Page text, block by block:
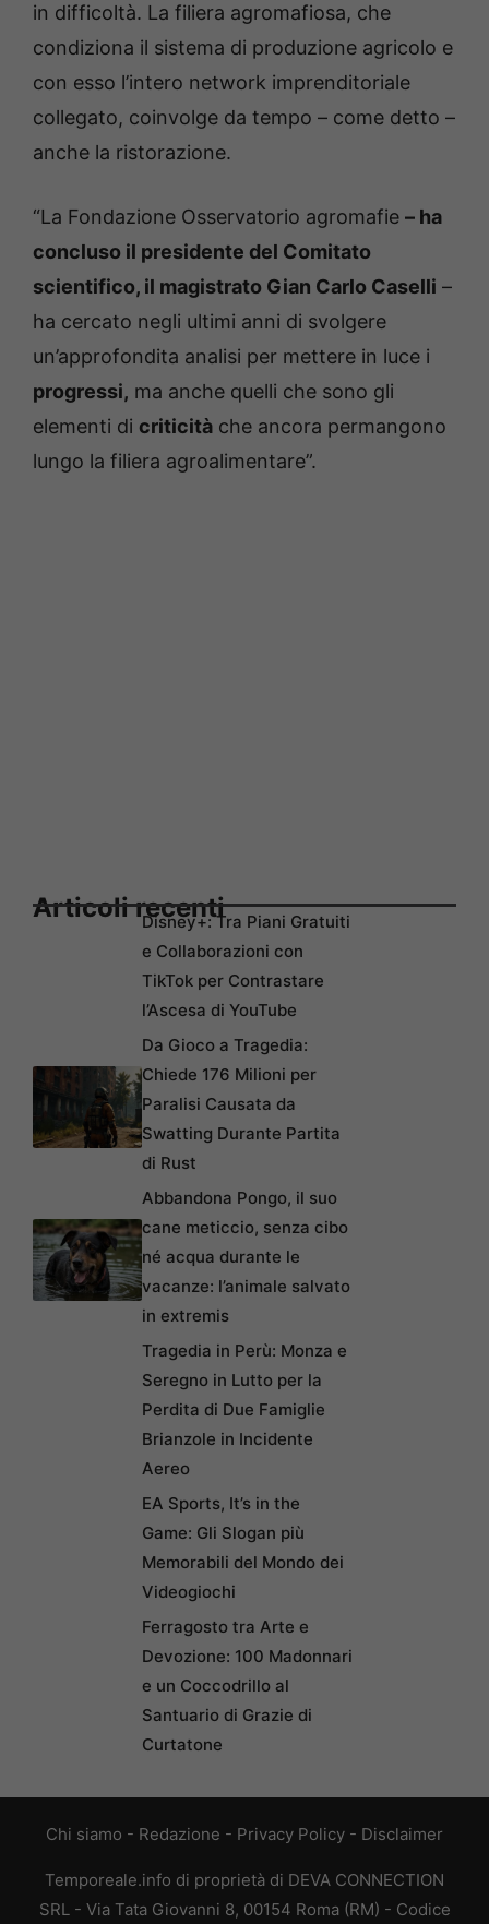
in difficoltà. La filiera agromafiosa, che
condiziona il sistema di produzione agricolo e
con esso l’intero network imprenditoriale
collegato, coinvolge da tempo – come detto –
anche la ristorazione.
“La Fondazione Osservatorio agromafie – ha
concluso il presidente del Comitato
scientifico, il magistrato Gian Carlo Caselli –
ha cercato negli ultimi anni di svolgere
un’approfondita analisi per mettere in luce i
progressi, ma anche quelli che sono gli
elementi di criticità che ancora permangono
lungo la filiera agroalimentare”.
Articoli recentiDisney+: Tra Piani Gratuiti
e Collaborazioni con
TikTok per Contrastare
l’Ascesa di YouTube
Da Gioco a Tragedia:
Chiede 176 Milioni per
Paralisi Causata da
Swatting Durante Partita
di Rust
Abbandona Pongo, il suo
cane meticcio, senza cibo
né acqua durante le
vacanze: l’animale salvato
in extremis
Tragedia in Perù: Monza e
Seregno in Lutto per la
Perdita di Due Famiglie
Brianzole in Incidente
Aereo
EA Sports, It’s in the
Game: Gli Slogan più
Memorabili del Mondo dei
Videogiochi
Ferragosto tra Arte e
Devozione: 100 Madonnari
e un Coccodrillo al
Santuario di Grazie di
Curtatone
Chi siamo - Redazione - Privacy Policy - Disclaimer
Temporeale.info di proprietà di DEVA CONNECTION
SRL - Via Tata Giovanni 8, 00154 Roma (RM) - Codice